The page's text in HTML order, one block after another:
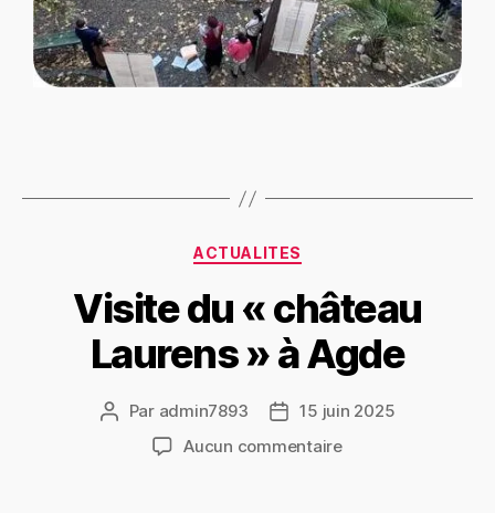
ACTUALITES
Visite du « château
Laurens » à Agde
Par admin7893
15 juin 2025
Aucun commentaire